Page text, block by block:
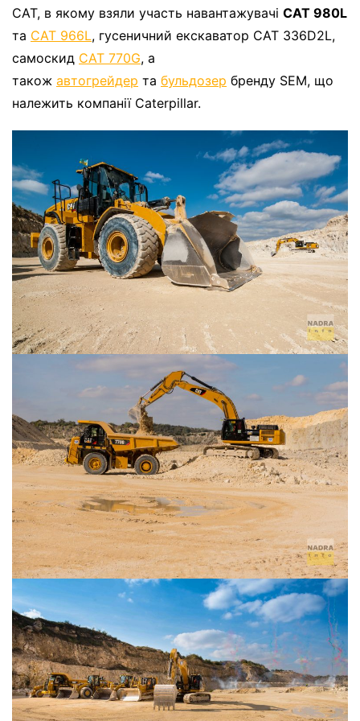
САТ, в якому взяли участь навантажувачі CAT 980L
та CAT 966L, гусеничний екскаватор САТ 336D2L,
самоскид САТ 770G, а
також автогрейдер та бульдозер бренду SEM, що
належить компанії Caterpillar.